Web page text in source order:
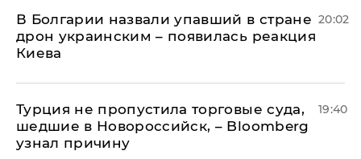
В Болгарии назвали упавший в стране
дрон украинским – появилась реакция
Киева
20:02
Турция не пропустила торговые суда,
шедшие в Новороссийск, – Bloomberg
узнал причину
19:40